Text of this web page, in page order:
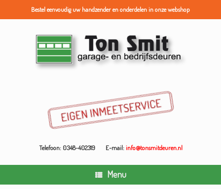
Bestel eenvoudig uw handzender en onderdelen in onze webshop
Telefoon: 0348-402319 E-mail:info@tonsmitdeuren.nl
Menu